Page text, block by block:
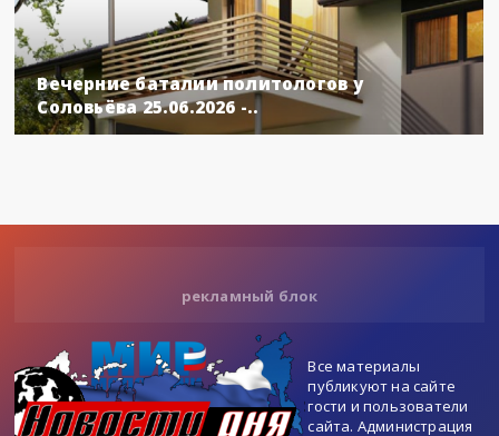
Вечерние баталии политологов у
Соловьёва 25.06.2026 -..
рекламный блок
Все материалы
публикуют на сайте
гости и пользователи
сайта. Администрация